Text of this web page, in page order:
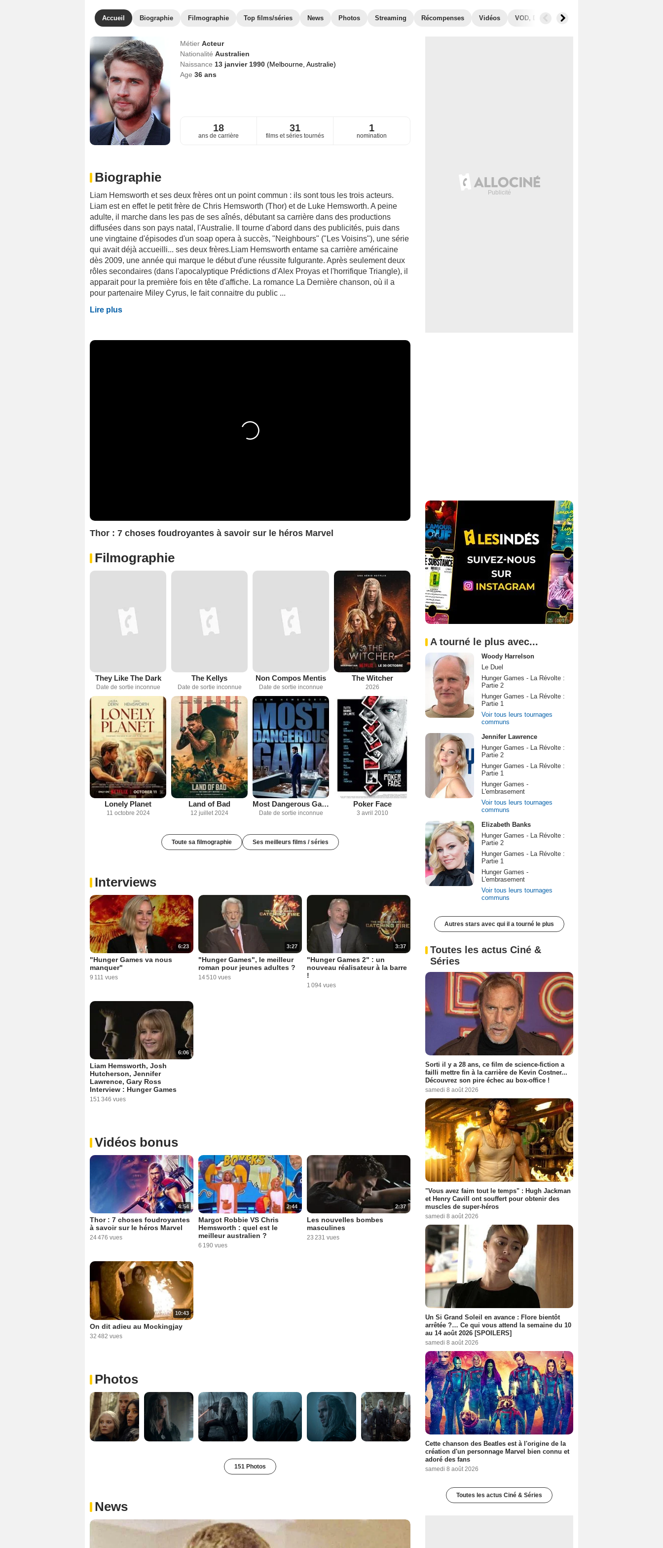
Accueil Biographie Filmographie Top films/séries News Photos Streaming Récompenses Vidéos VOD, DVD
Métier Acteur
Nationalité Australien
Naissance 13 janvier 1990 (Melbourne, Australie)
Age 36ans
18
ans de carrière
31
films et séries tournés
1
nomination
Biographie
Liam Hemsworth et ses deux frères ont un point commun : ils sont tous les trois acteurs.
Liam est en effet le petit frère de Chris Hemsworth (Thor) et de Luke Hemsworth. A peine
adulte, il marche dans les pas de ses aînés, débutant sa carrière dans des productions
diffusées dans son pays natal, l'Australie. Il tourne d'abord dans des publicités, puis dans
une vingtaine d'épisodes d'un soap opera à succès, "Neighbours" ("Les Voisins"), une série
qui avait déjà accueilli... ses deux frères.Liam Hemsworth entame sa carrière américaine
dès 2009, une année qui marque le début d'une réussite fulgurante. Après seulement deux
rôles secondaires (dans l'apocalyptique Prédictions d'Alex Proyas et l'horrifique Triangle), il
apparait pour la première fois en tête d'affiche. La romance La Dernière chanson, où il a
pour partenaire Miley Cyrus, le fait connaitre du public ...
Lire plus
Thor : 7 choses foudroyantes à savoir sur le héros Marvel
Filmographie
They Like The Dark
Date de sortie inconnue
The Kellys
Date de sortie inconnue
Non Compos Mentis
Date de sortie inconnue
The Witcher
2026
Lonely Planet
11 octobre 2024
Land of Bad
12 juillet 2024
Most Dangerous Game
Date de sortie inconnue
Poker Face
3 avril 2010
Toute sa filmographie Ses meilleurs films / séries
Interviews
6:23
"Hunger Games va nous
manquer"
9 111 vues
3:27
"Hunger Games", le meilleur
roman pour jeunes adultes ?
14 510 vues
3:37
"Hunger Games 2" : un
nouveau réalisateur à la barre
!
1 094 vues
6:06
Liam Hemsworth, Josh
Hutcherson, Jennifer
Lawrence, Gary Ross
Interview : Hunger Games
151 346 vues
Vidéos bonus
4:54
Thor : 7 choses foudroyantes
à savoir sur le héros Marvel
24 476 vues
2:44
Margot Robbie VS Chris
Hemsworth : quel est le
meilleur australien ?
6 190 vues
2:37
Les nouvelles bombes
masculines
23 231 vues
10:43
On dit adieu au Mockingjay
32 482 vues
Photos
151 Photos
News
A tourné le plus avec...
Woody Harrelson
Le Duel
Hunger Games - La Révolte :
Partie 2
Hunger Games - La Révolte :
Partie 1
Voir tous leurs tournages
communs
Jennifer Lawrence
Hunger Games - La Révolte :
Partie 2
Hunger Games - La Révolte :
Partie 1
Hunger Games -
L'embrasement
Voir tous leurs tournages
communs
Elizabeth Banks
Hunger Games - La Révolte :
Partie 2
Hunger Games - La Révolte :
Partie 1
Hunger Games -
L'embrasement
Voir tous leurs tournages
communs
Autres stars avec qui il a tourné le plus
Toutes les actus Ciné &
Séries
Sorti il y a 28 ans, ce film de science-fiction a
failli mettre fin à la carrière de Kevin Costner...
Découvrez son pire échec au box-office !
samedi 8 août 2026
"Vous avez faim tout le temps" : Hugh Jackman
et Henry Cavill ont souffert pour obtenir des
muscles de super-héros
samedi 8 août 2026
Un Si Grand Soleil en avance : Flore bientôt
arrêtée ?… Ce qui vous attend la semaine du 10
au 14 août 2026 [SPOILERS]
samedi 8 août 2026
Cette chanson des Beatles est à l'origine de la
création d'un personnage Marvel bien connu et
adoré des fans
samedi 8 août 2026
Toutes les actus Ciné & Séries